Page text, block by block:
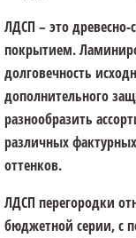
ЛДСП – это
покрытием.
долговечность
дополнительного
разнообразить
различных
оттенков.
ЛДСП перегородки
бюджетной серии, с